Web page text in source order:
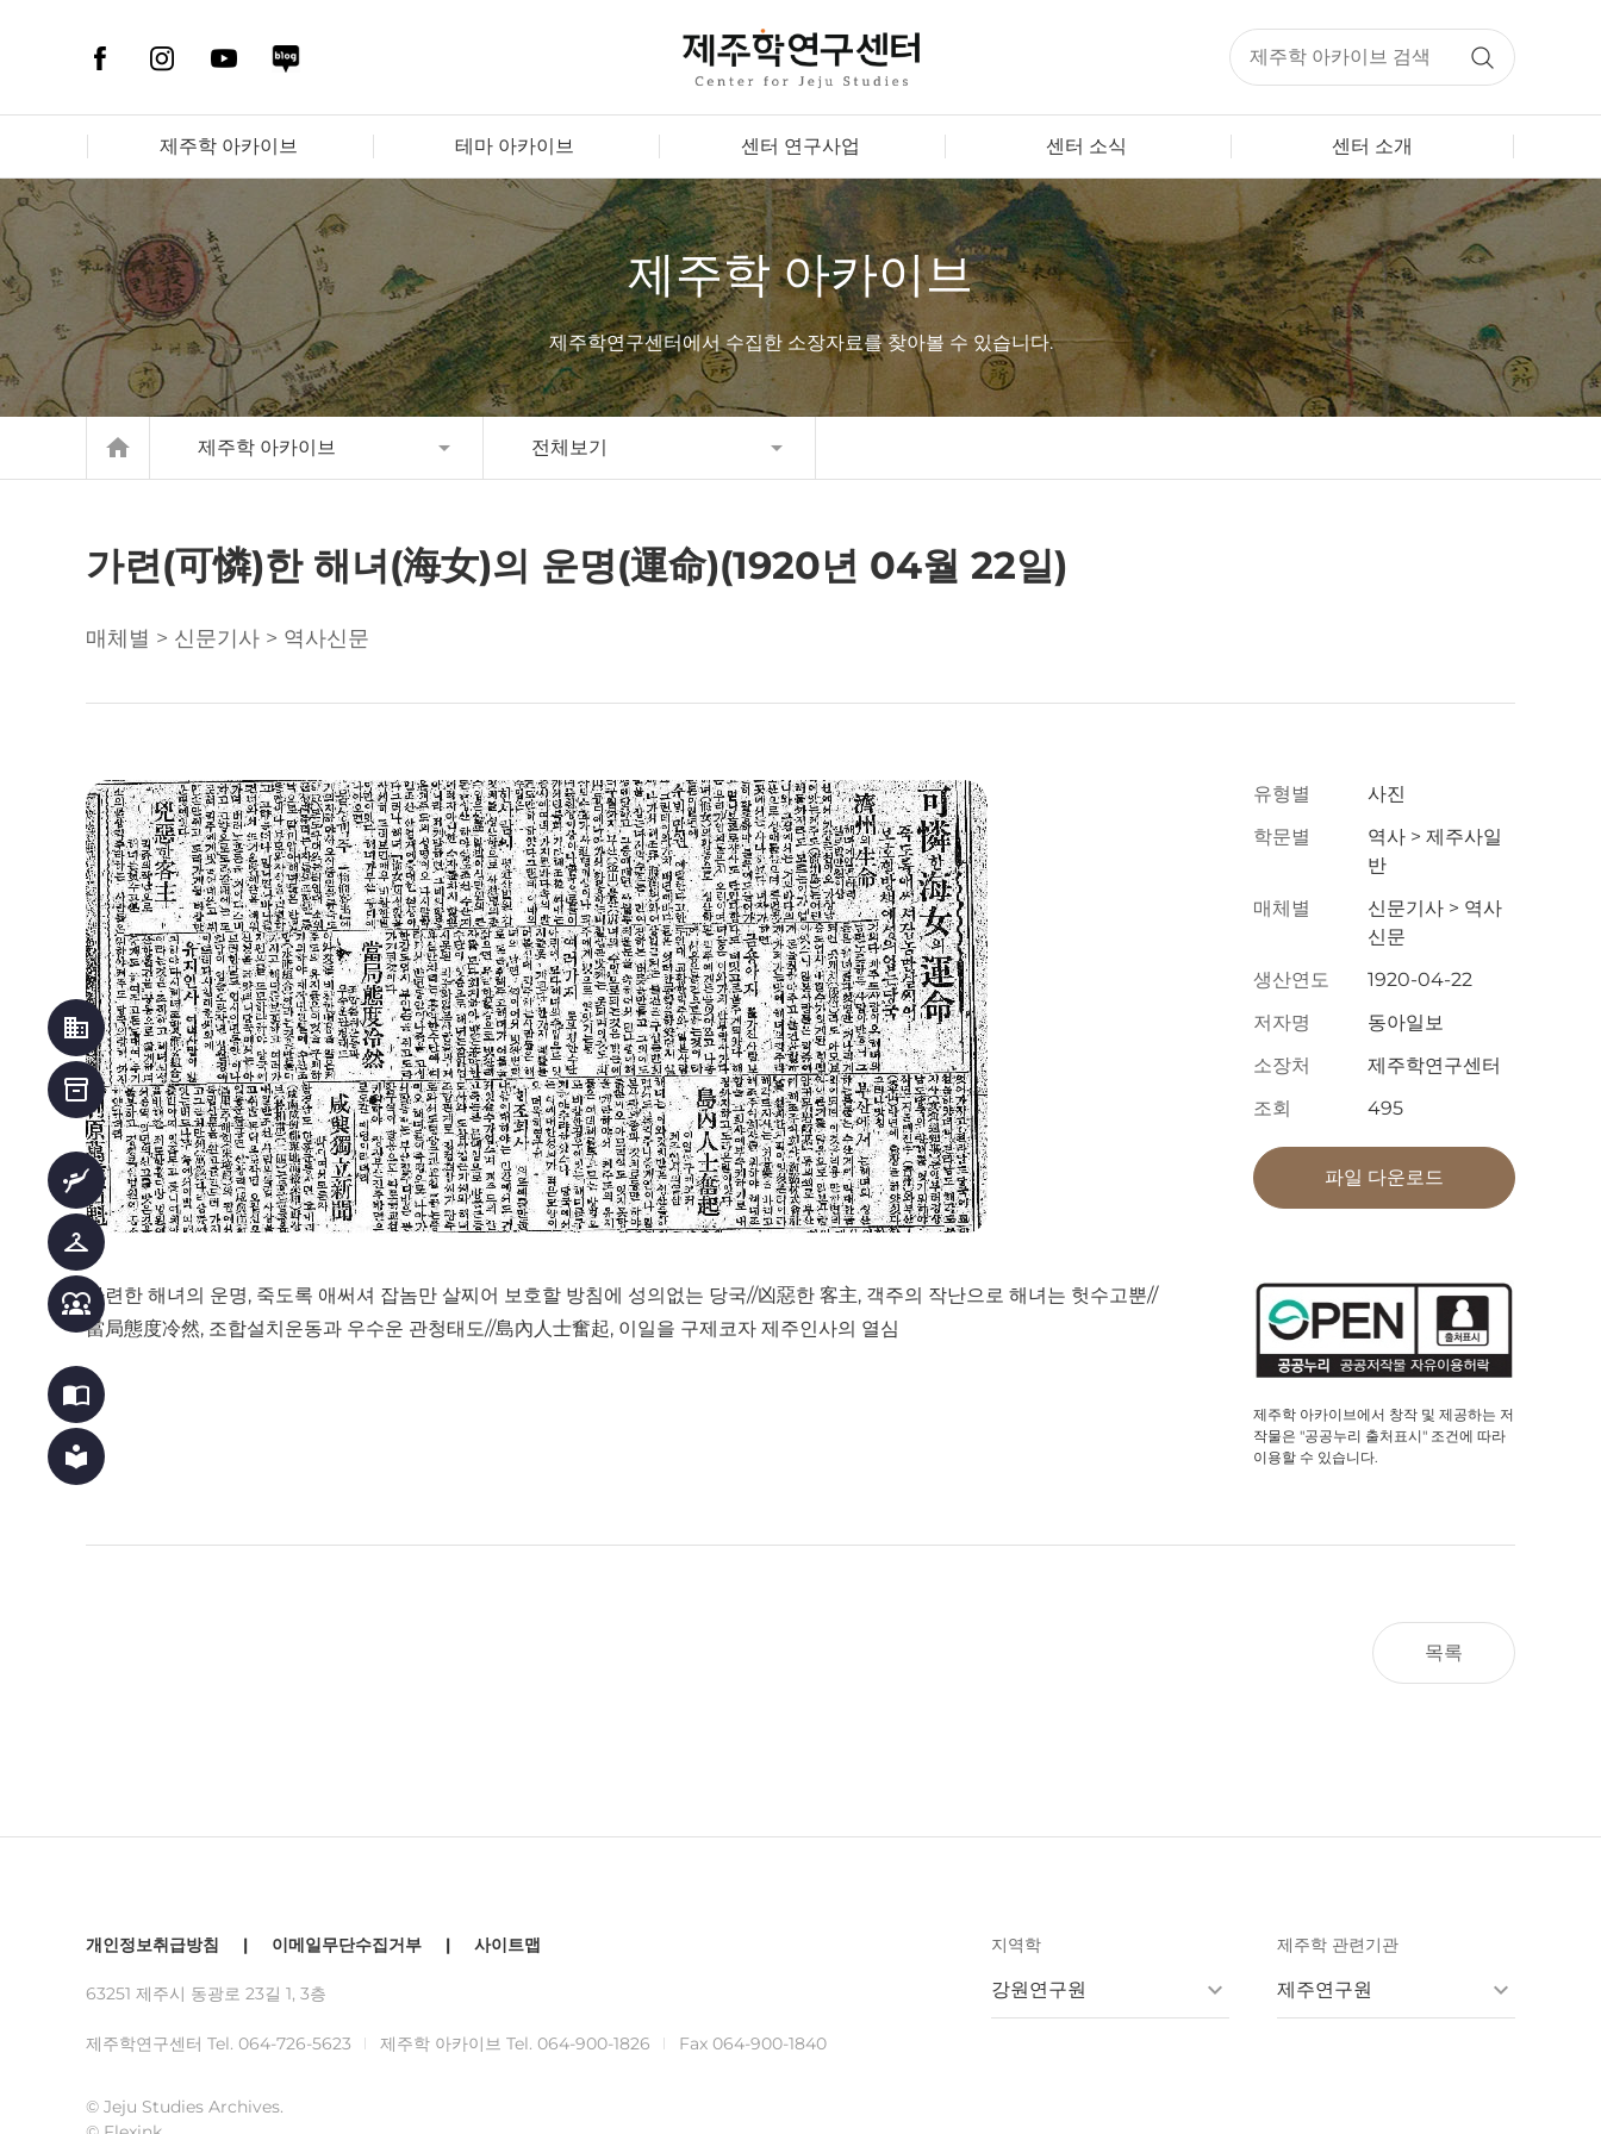
제주학 아카이브 테마 아카이브 센터 연구사업 센터 소식 센터 소개
business
inventory_2
scuba_diving
checkroom
diversity_1
import_contacts
local_library
제주학 아카이브
제주학연구센터에서 수집한 소장자료를 찾아볼 수 있습니다.
home 제주학 아카이브 전체보기
가련(可憐)한 해녀(海女)의 운명(運命)(1920년 04월 22일)
매체별 > 신문기사 > 역사신문
가련한 해녀의 운명, 죽도록 애써셔 잡놈만 살찌어 보호할 방침에 성의없는 당국//凶惡한 客主, 객주의 작난으로 해녀는 헛수고뿐//
當局態度冷然, 조합설치운동과 우수운 관청태도//島內人士奮起, 이일을 구제코자 제주인사의 열심
유형별
사진
학문별
역사 > 제주사일
반
매체별
신문기사 > 역사
신문
생산연도
1920-04-22
저자명
동아일보
소장처
제주학연구센터
조회
495
파일 다운로드
제주학 아카이브에서 창작 및 제공하는 저
작물은 "공공누리 출처표시" 조건에 따라
이용할 수 있습니다.
목록
개인정보취급방침 | 이메일무단수집거부 | 사이트맵
63251 제주시 동광로 23길 1, 3층
제주학연구센터 Tel. 064-726-5623 제주학 아카이브 Tel. 064-900-1826 Fax 064-900-1840
© Jeju Studies Archives.
지역학
강원연구원
제주학 관련기관
제주연구원